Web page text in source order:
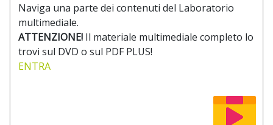
Naviga una parte dei contenuti del Laboratorio
multimediale.
ATTENZIONE! Il materiale multimediale completo lo
trovi sul DVD o sul PDF PLUS!
ENTRA